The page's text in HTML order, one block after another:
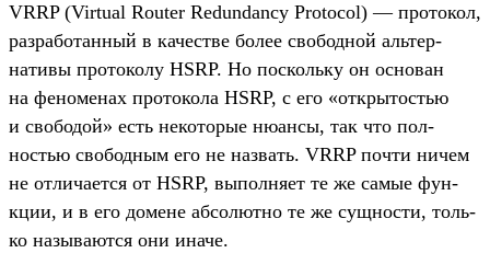
VRRP (Virtual Router Redundancy Protocol) — про­токол,
раз­работан­ный в качес­тве более сво­бод­ной аль­тер­
нативы про­токо­лу HSRP. Но пос­коль­ку он осно­ван
на феноме­нах про­токо­ла HSRP, с его «откры­тостью
и сво­бодой» есть некото­рые нюан­сы, так что пол­
ностью сво­бод­ным его не наз­вать. VRRP поч­ти ничем
не отли­чает­ся от HSRP, выпол­няет те же самые фун­
кции, и в его домене абсо­лют­но те же сущ­ности, толь­
ко называ­ются они ина­че.